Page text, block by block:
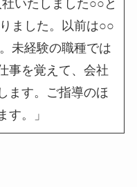
いたしました○○と
ました。以前は○○
未経験の職種では
事を覚えて、会社
ます。ご指導のほ
す。」